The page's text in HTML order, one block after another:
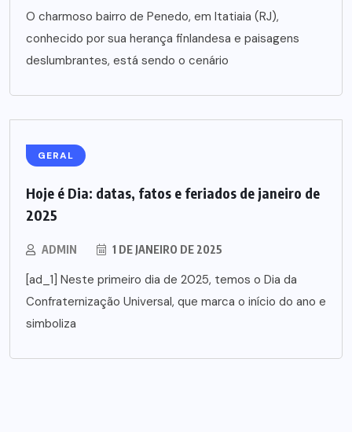
O charmoso bairro de Penedo, em Itatiaia (RJ),
conhecido por sua herança finlandesa e paisagens
deslumbrantes, está sendo o cenário
GERAL
Hoje é Dia: datas, fatos e feriados de janeiro de
2025
ADMIN 1 DE JANEIRO DE 2025
[ad_1] Neste primeiro dia de 2025, temos o Dia da
Confraternização Universal, que marca o início do ano e
simboliza